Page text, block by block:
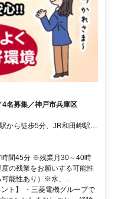
名募集／神戸市兵庫区
から徒歩5分、JR和田岬駅か
間45分 ※残業月30～40時
の残業をお願いする可能性
能性あり）※水、...
ト】 ・三菱電機グループで